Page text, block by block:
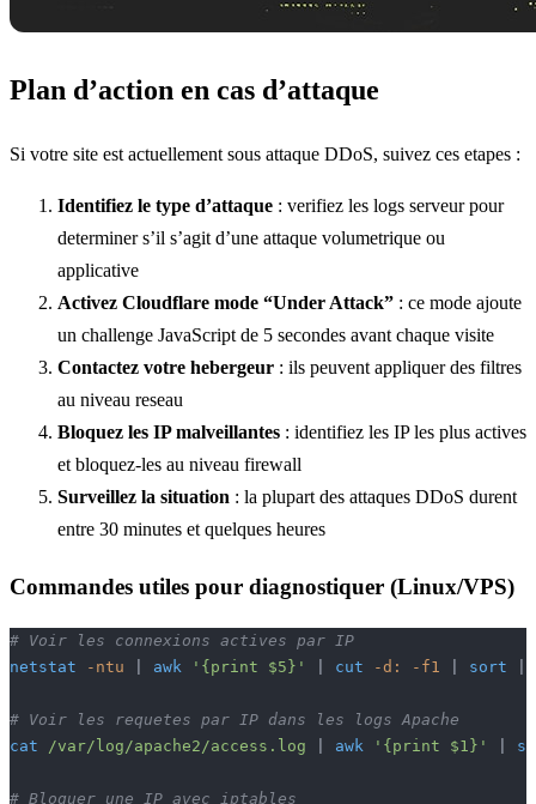
Plan d’action en cas d’attaque
Si votre site est actuellement sous attaque DDoS, suivez ces etapes :
Identifiez le type d’attaque : verifiez les logs serveur pour
determiner s’il s’agit d’une attaque volumetrique ou
applicative
Activez Cloudflare mode “Under Attack” : ce mode ajoute
un challenge JavaScript de 5 secondes avant chaque visite
Contactez votre hebergeur : ils peuvent appliquer des filtres
au niveau reseau
Bloquez les IP malveillantes : identifiez les IP les plus actives
et bloquez-les au niveau firewall
Surveillez la situation : la plupart des attaques DDoS durent
entre 30 minutes et quelques heures
Commandes utiles pour diagnostiquer (Linux/VPS)
# Voir les connexions actives par IP
netstat -ntu awk '{print $5}' cut -d: -f1 sort
# Voir les requetes par IP dans les logs Apache
cat /var/log/apache2/access.log awk '{print $1}'
# Bloquer une IP avec iptables